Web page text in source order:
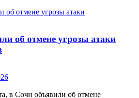
об отмене угрозы атаки
в Сочи объявили об отмене